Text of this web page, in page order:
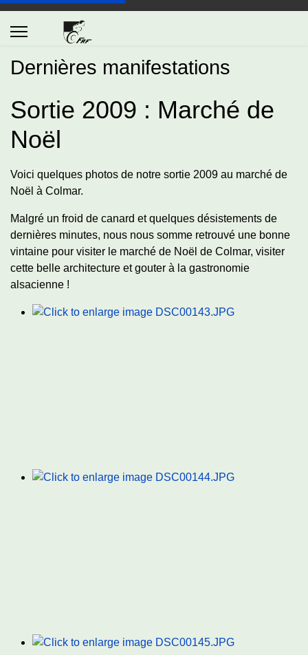
Dernières manifestations
Sortie 2009 : Marché de
Noël
Voici quelques photos de notre sortie 2009 au marché de
Noël à Colmar.
Malgré un froid de canard et quelques désistements de
dernières minutes, nous nous somme retrouvé une bonne
vintaine pour visiter le marché de Noël de Colmar, visiter
cette belle architecture et gouter à la gastronomie
alsacienne !